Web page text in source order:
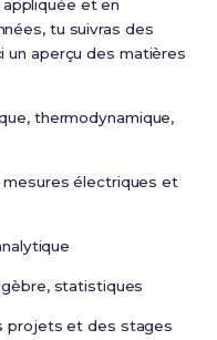
et en
tu suivras des
un aperçu des matières
thermodynamique,
électriques et
statistiques
projets et des stages